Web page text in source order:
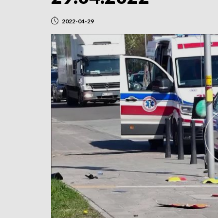
2022-04-29